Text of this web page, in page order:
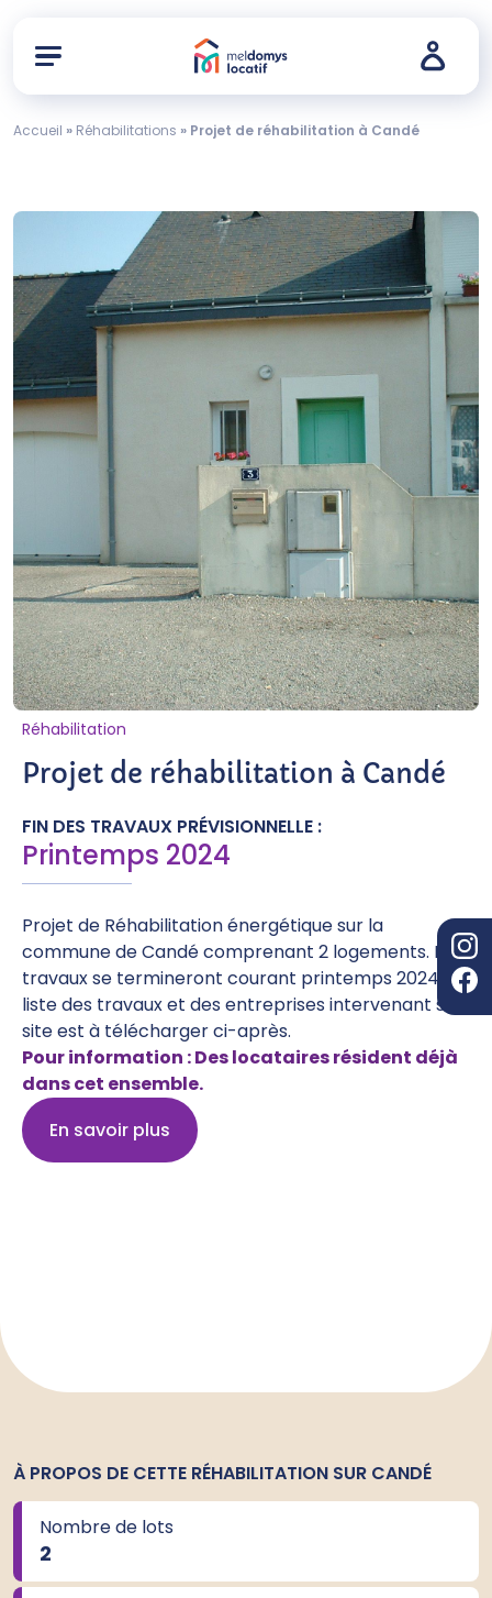
Accueil » Réhabilitations » Projet de réhabilitation à Candé
Réhabilitation
Projet de réhabilitation à Candé
FIN DES TRAVAUX PRÉVISIONNELLE :
Printemps 2024
Projet de Réhabilitation énergétique sur la
commune de Candé comprenant 2 logements. Les
travaux se termineront courant printemps 2024. La
liste des travaux et des entreprises intervenant sur
site est à télécharger ci-après.
Pour information : Des locataires résident déjà
dans cet ensemble.
En savoir plus
À PROPOS DE CETTE RÉHABILITATION SUR CANDÉ
Nombre de lots
2